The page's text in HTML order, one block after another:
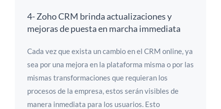
4- Zoho CRM brinda actualizaciones y
mejoras de puesta en marcha immediata
Cada vez que exista un cambio en el CRM online, ya
sea por una mejora en la plataforma misma o por las
mismas transformaciones que requieran los
procesos de la empresa, estos serán visibles de
manera inmediata para los usuarios. Esto